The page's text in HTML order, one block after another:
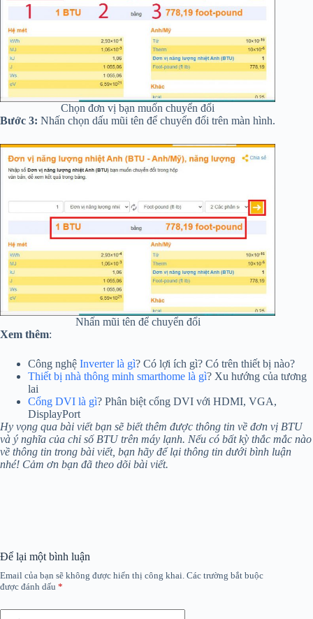
Chọn đơn vị bạn muốn chuyển đổi
Bước 3: Nhấn chọn dấu mũi tên để chuyển đổi trên màn hình.
Nhấn mũi tên để chuyển đổi
Xem thêm:
Công nghệ Inverter là gì? Có lợi ích gì? Có trên thiết bị nào?
Thiết bị nhà thông minh smarthome là gì? Xu hướng của tương
lai
Cổng DVI là gì? Phân biệt cổng DVI với HDMI, VGA,
DisplayPort
Hy vọng qua bài viết bạn sẽ biết thêm được thông tin về đơn vị BTU
và ý nghĩa của chỉ số BTU trên máy lạnh. Nếu có bất kỳ thắc mắc nào
về thông tin trong bài viết, bạn hãy để lại thông tin dưới bình luận
nhé! Cảm ơn bạn đã theo dõi bài viết.
Để lại một bình luận
Email của bạn sẽ không được hiển thị công khai. Các trường bắt buộc
được đánh dấu *